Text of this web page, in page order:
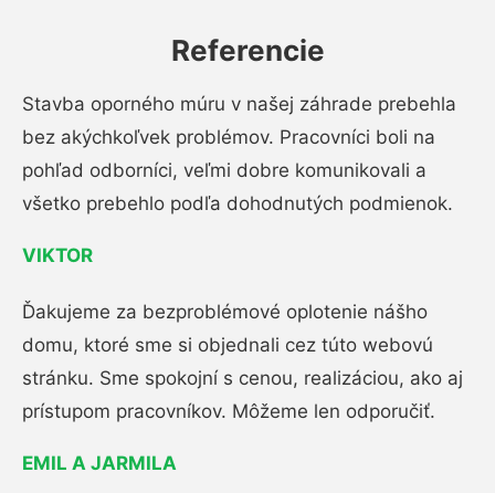
Referencie
Stavba oporného múru v našej záhrade prebehla
bez akýchkoľvek problémov. Pracovníci boli na
pohľad odborníci, veľmi dobre komunikovali a
všetko prebehlo podľa dohodnutých podmienok.
VIKTOR
Ďakujeme za bezproblémové oplotenie nášho
domu, ktoré sme si objednali cez túto webovú
stránku. Sme spokojní s cenou, realizáciou, ako aj
prístupom pracovníkov. Môžeme len odporučiť.
EMIL A JARMILA